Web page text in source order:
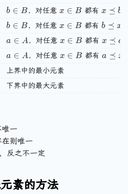
e
q
A
b \in B
b ∈ B，对任意 x \in B
x ∈ B 都有 x
x ⪯ b
b \in B
b ∈ B，对任意 x \in B
x ∈ B 都有 b
b ⪯ x
a \in A
a ∈ A，对任意x \in B
x ∈ B 都有x
x ⪯ a
a \in A
a ∈ A，对任意x \in B
x ∈ B 都有a
a ⪯ x
上界中的最小元素
下界中的最大元素
一
则唯一
反之不一定
素的方法